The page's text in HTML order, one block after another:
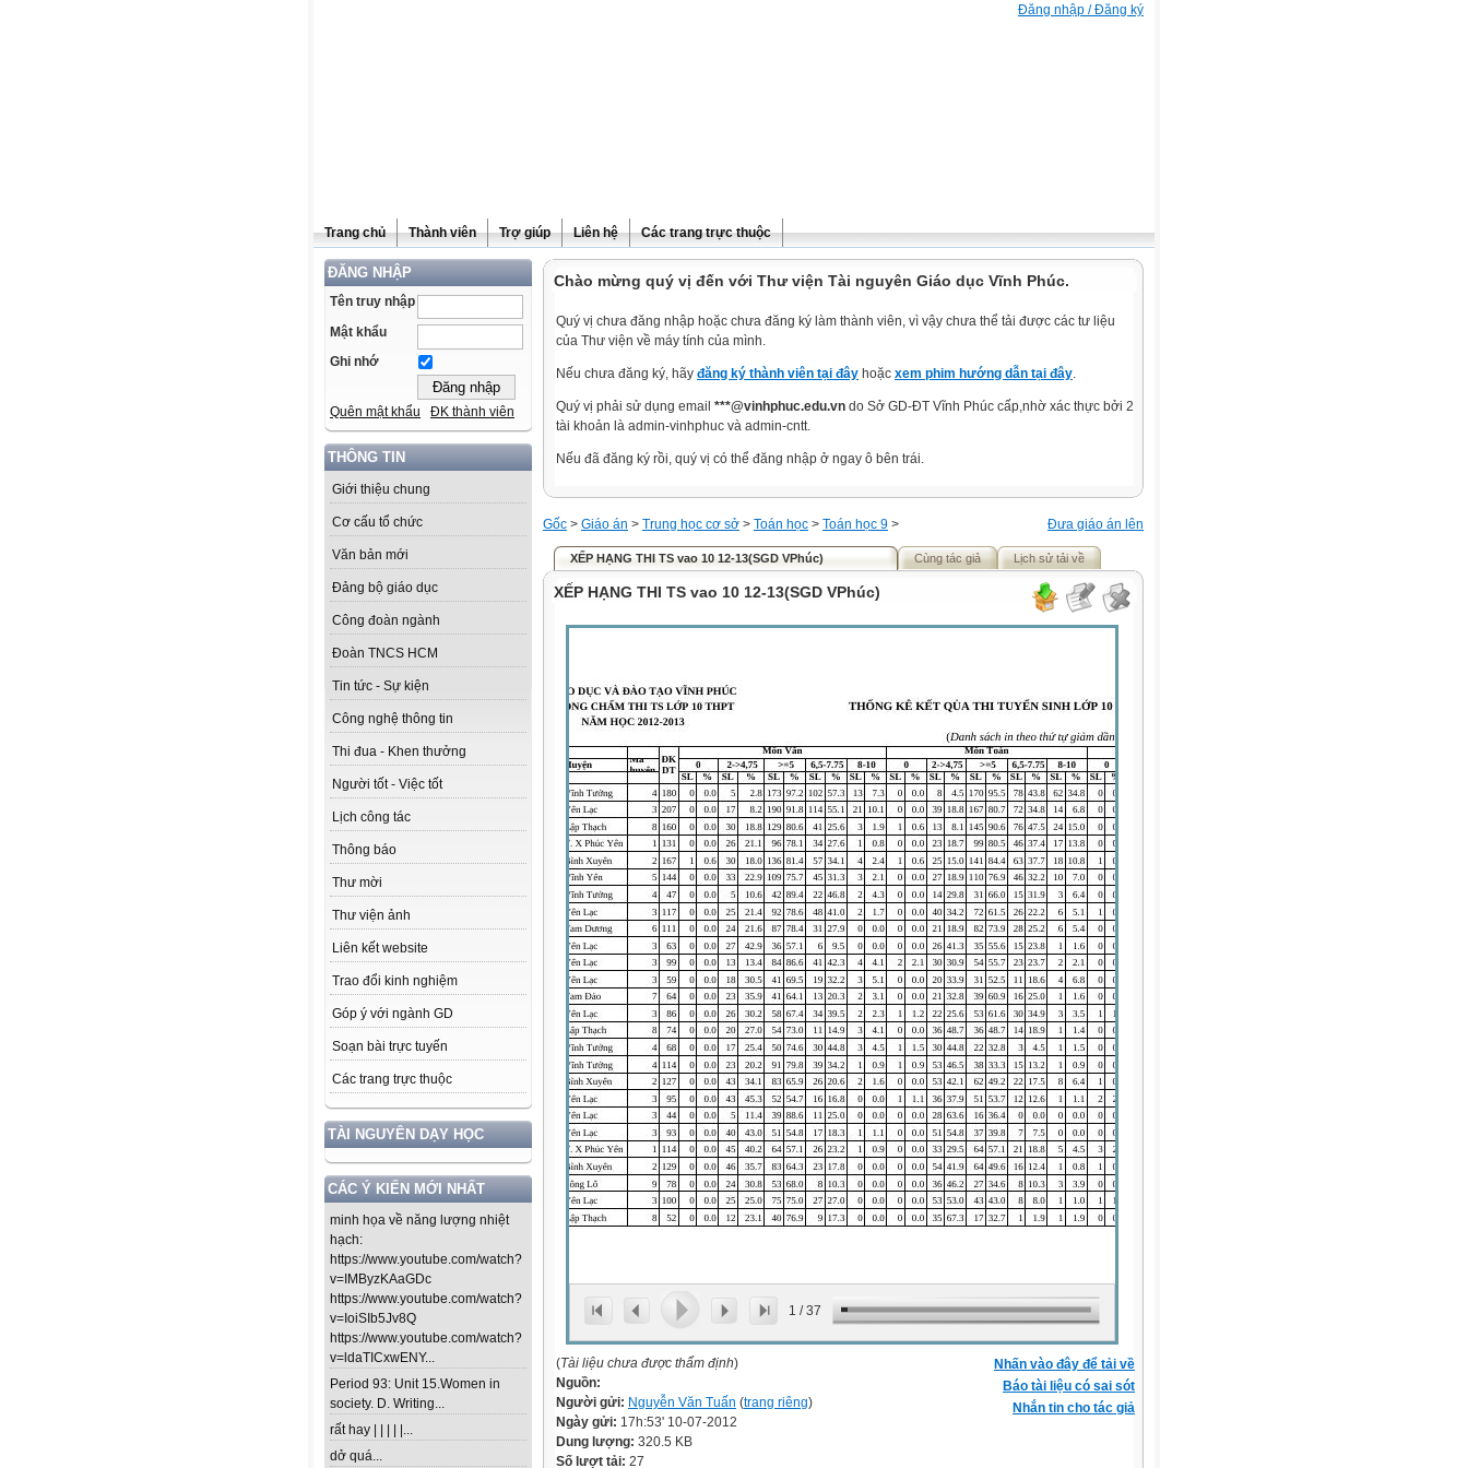
Đăng nhập / Đăng ký
Trang chủ Thành viên Trợ giúp Liên hệ Các trang trực thuộc
ĐĂNG NHẬP
Tên truy nhập
Mật khẩu
Ghi nhớ
Quên mật khẩu ĐK thành viên
THÔNG TIN
Giới thiệu chung
Cơ cấu tổ chức
Văn bản mới
Đảng bộ giáo dục
Công đoàn ngành
Đoàn TNCS HCM
Tin tức - Sự kiện
Công nghệ thông tin
Thi đua - Khen thưởng
Người tốt - Việc tốt
Lịch công tác
Thông báo
Thư mời
Thư viện ảnh
Liên kết website
Trao đổi kinh nghiệm
Góp ý với ngành GD
Soạn bài trực tuyến
Các trang trực thuộc
TÀI NGUYÊN DẠY HỌC
CÁC Ý KIẾN MỚI NHẤT
minh họa về năng lượng nhiệt
hạch:
https://www.youtube.com/watch?
v=IMByzKAaGDc
https://www.youtube.com/watch?
v=IoiSIb5Jv8Q
https://www.youtube.com/watch?
v=ldaTICxwENY...
Period 93: Unit 15.Women in
society. D. Writing...
rất hay | | | | |...
dở quá...
Chào mừng quý vị đến với Thư viện Tài nguyên Giáo dục Vĩnh Phúc.
Quý vị chưa đăng nhập hoặc chưa đăng ký làm thành viên, vì vậy chưa thể tải được các tư liệu
của Thư viện về máy tính của mình.
Nếu chưa đăng ký, hãy đăng ký thành viên tại đây hoặc xem phim hướng dẫn tại đây.
Quý vị phải sử dụng email ***@vinhphuc.edu.vn do Sở GD-ĐT Vĩnh Phúc cấp,nhờ xác thực bởi 2
tài khoản là admin-vinhphuc và admin-cntt.
Nếu đã đăng ký rồi, quý vị có thể đăng nhập ở ngay ô bên trái.
Đưa giáo án lên
Gốc > Giáo án > Trung học cơ sở > Toán học > Toán học 9 >
XẾP HẠNG THI TS vao 10 12-13(SGD VPhúc) Cùng tác giả Lịch sử tải về
XẾP HẠNG THI TS vao 10 12-13(SGD VPhúc)
1 /37
Nhấn vào đây để tải về
Báo tài liệu có sai sót
Nhắn tin cho tác giả
(Tài liệu chưa được thẩm định)
Nguồn:
Người gửi: Nguyễn Văn Tuấn (trang riêng)
Ngày gửi: 17h:53' 10-07-2012
Dung lượng: 320.5 KB
Số lượt tải: 27